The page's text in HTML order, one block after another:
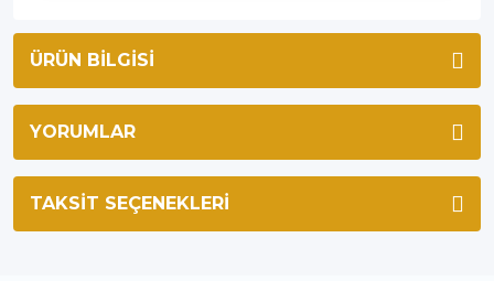
ÜRÜN BILGISI
YORUMLAR
TAKSIT SEÇENEKLERI